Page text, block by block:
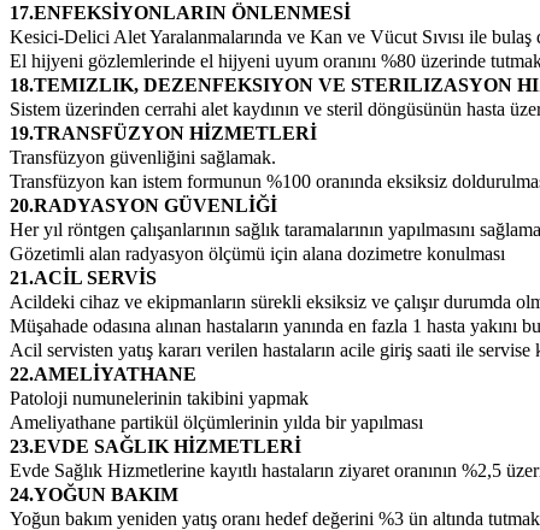
17.ENFEKSİYONLARIN ÖNLENMESİ
Kesici-Delici Alet Yaralanmalarında ve Kan ve Vücut Sıvısı ile
El hijyeni gözlemlerinde el hijyeni uyum oranını %80 üzerinde
18.TEMIZLIK, DEZENFEKSIYON VE STERILIZASYON
Sistem üzerinden cerrahi alet kaydının ve steril döngüsünün hasta
19.TRANSFÜZYON HİZMETLERİ
Transfüzyon güvenliğini sağlamak.
Transfüzyon kan istem formunun %100 oranında eksiksiz
20.RADYASYON GÜVENLİĞİ
Her yıl röntgen çalışanlarının sağlık taramalarının yapılmasını
Gözetimli alan radyasyon ölçümü için alana dozimetre konulması
21.ACİL SERVİS
Acildeki cihaz ve ekipmanların sürekli eksiksiz ve çalışır durumda
Müşahade odasına alınan hastaların yanında en fazla 1 hasta yakını
Acil servisten yatış kararı verilen hastaların acile giriş saati ile
22.AMELİYATHANE
Patoloji numunelerinin takibini yapmak
Ameliyathane partikül ölçümlerinin yılda bir yapılması
23.EVDE SAĞLIK HİZMETLERİ
Evde Sağlık Hizmetlerine kayıtlı hastaların ziyaret oranının %2,5
24.YOĞUN BAKIM
Yoğun bakım yeniden yatış oranı hedef değerini %3 ün altında